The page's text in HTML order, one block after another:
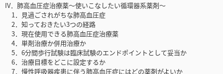
IV．肺高血圧症治療薬〜使いこなしたい循環器系薬剤〜
1．見過ごされがちな肺高血圧症
2．知っておきたい3つの経路
3．現在使用できる肺高血圧症治療薬
4．単剤治療か併用治療か
5．6分間歩行試験は臨床試験のエンドポイントとして妥当か
6．治療目標をどこに設定するか
7．慢性呼吸器疾患に伴う肺高血圧症にはどの薬剤がよいか